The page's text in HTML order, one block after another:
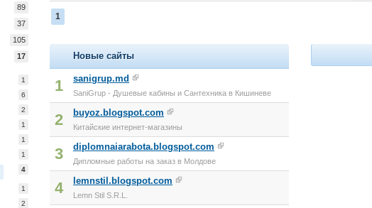
89
37
105
17
1
6
2
1
1
1
4
1
2
1
Новые сайты
1 sanigrup.md
SaniGrup - Душевые кабины и Сантехника в Кишиневе
2 buyoz.blogspot.com
Китайские интернет-магазины
3 diplomnaiarabota.blogspot.com
Дипломные работы на заказ в Молдове
4 lemnstil.blogspot.com
Lemn Stil S.R.L.